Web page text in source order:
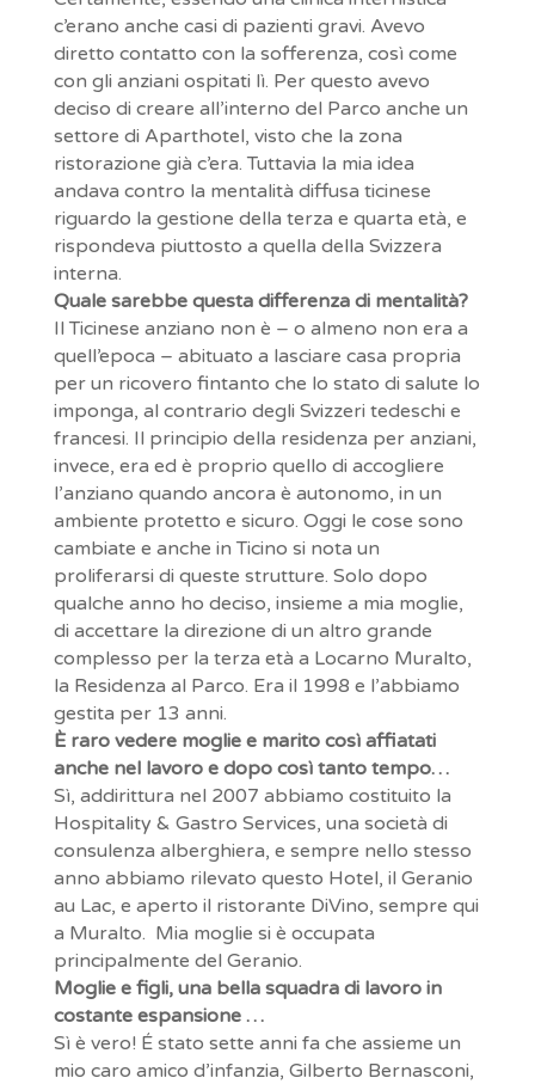
c’erano anche casi di pazienti gravi. Avevo
diretto contatto con la sofferenza, così come
con gli anziani ospitati lì. Per questo avevo
deciso di creare all’interno del Parco anche un
settore di Aparthotel, visto che la zona
ristorazione già c’era. Tuttavia la mia idea
andava contro la mentalità diffusa ticinese
riguardo la gestione della terza e quarta età, e
rispondeva piuttosto a quella della Svizzera
interna.
Quale sarebbe questa differenza di mentalità?
Il Ticinese anziano non è – o almeno non era a
quell’epoca – abituato a lasciare casa propria
per un ricovero fintanto che lo stato di salute lo
imponga, al contrario degli Svizzeri tedeschi e
francesi. Il principio della residenza per anziani,
invece, era ed è proprio quello di accogliere
l’anziano quando ancora è autonomo, in un
ambiente protetto e sicuro. Oggi le cose sono
cambiate e anche in Ticino si nota un
proliferarsi di queste strutture. Solo dopo
qualche anno ho deciso, insieme a mia moglie,
di accettare la direzione di un altro grande
complesso per la terza età a Locarno Muralto,
la Residenza al Parco. Era il 1998 e l’abbiamo
gestita per 13 anni.
È raro vedere moglie e marito così affiatati
anche nel lavoro e dopo così tanto tempo…
Sì, addirittura nel 2007 abbiamo costituito la
Hospitality & Gastro Services, una società di
consulenza alberghiera, e sempre nello stesso
anno abbiamo rilevato questo Hotel, il Geranio
au Lac, e aperto il ristorante DiVino, sempre qui
a Muralto. Mia moglie si è occupata
principalmente del Geranio.
Moglie e figli, una bella squadra di lavoro in
costante espansione …
Sì è vero! É stato sette anni fa che assieme un
mio caro amico d’infanzia, Gilberto Bernasconi,